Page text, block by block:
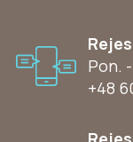
Pon.
+48